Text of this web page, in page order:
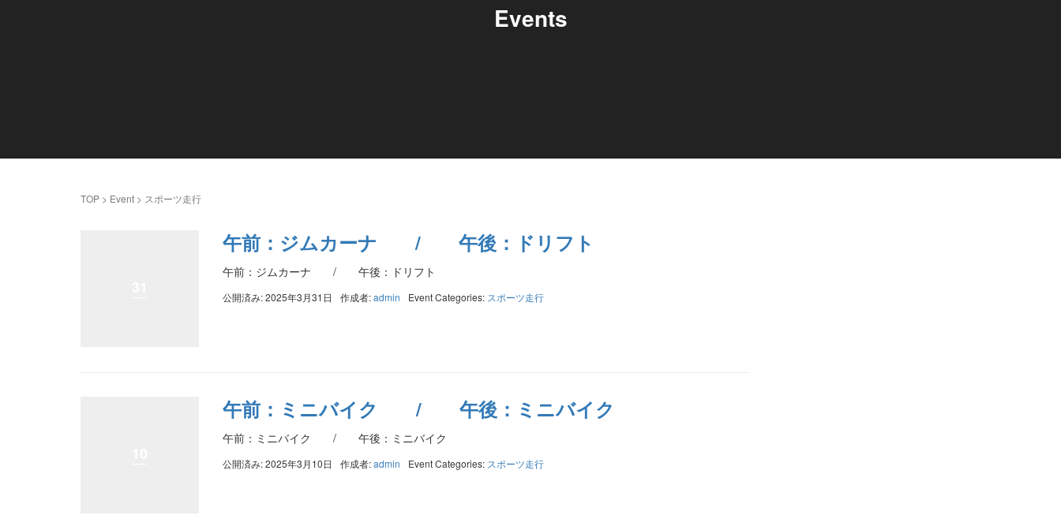
Events
TOP > Event > スポーツ走行
午前：ジムカーナ / 午後：ドリフト
午前：ジムカーナ / 午後：ドリフト
公開済み: 2025年3月31日 作成者:admin Event Categories: スポーツ走行
午前：ミニバイク / 午後：ミニバイク
午前：ミニバイク / 午後：ミニバイク
公開済み: 2025年3月10日 作成者:admin Event Categories: スポーツ走行